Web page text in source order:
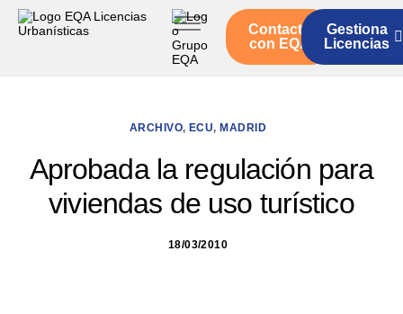
Servicios
Contacto
con EQA
Gestiona
Licencias
ARCHIVO, ECU, MADRID
Aprobada la regulación para
viviendas de uso turístico
18/03/2010